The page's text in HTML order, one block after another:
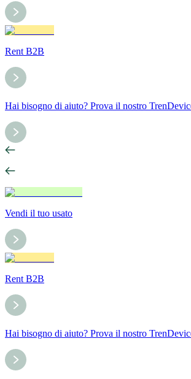
Rent B2B
Hai bisogno di aiuto? Prova il nostro
Vendi il tuo usato
Rent B2B
Hai bisogno di aiuto? Prova il nostro